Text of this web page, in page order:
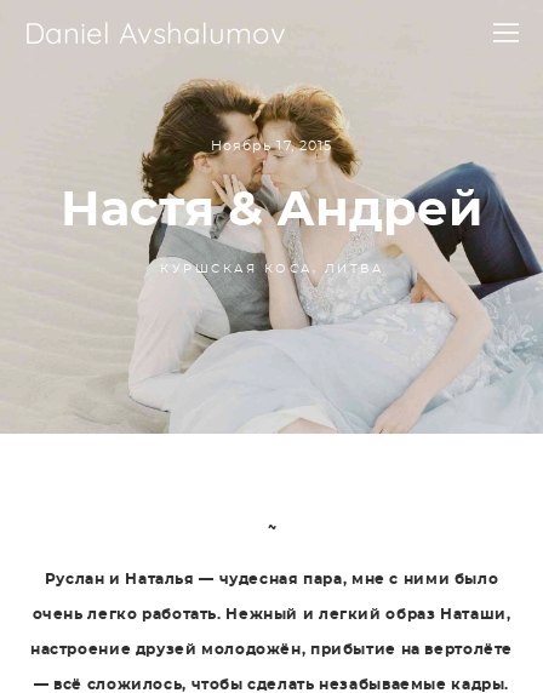
Daniel Avshalumov
Ноябрь 17, 2015
Настя & Андрей
КУРШСКАЯ КОСА, ЛИТВА
~
Руслан и Наталья — чудесная пара, мне с ними было
очень легко работать. Нежный и легкий образ Наташи,
настроение друзей молодожён, прибытие на вертолёте
— всё сложилось, чтобы сделать незабываемые кадры.